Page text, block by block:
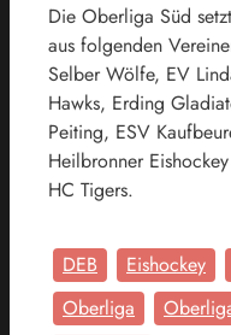
Die Oberliga Süd
aus folgenden
Selber Wölfe, EV
Hawks, Erding
Peiting, ESV
Heilbronner
HC Tigers.
DEB Eishockey
Oberliga